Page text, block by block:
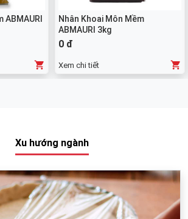
ABMAURI
Nhân Khoai Môn Mềm
ABMAURI 3kg
0 đ
Xem chi tiết
Xu hướng ngành